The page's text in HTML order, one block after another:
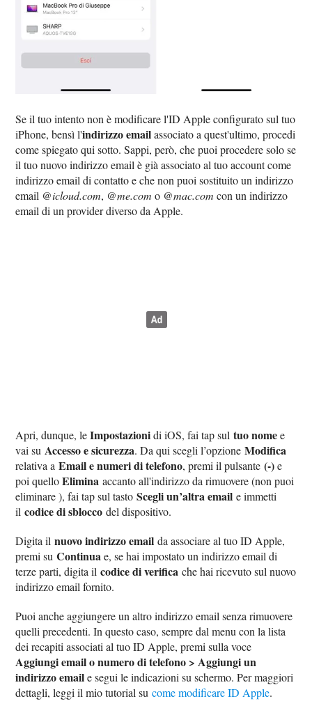
Se il tuo intento non è modificare l'ID Apple configurato sul tuo
iPhone, bensì l'indirizzo emailassociato a quest'ultimo, procedi
come spiegato qui sotto. Sappi, però, che puoi procedere solo se
il tuo nuovo indirizzo email è già associato al tuo account come
indirizzo email di contatto e che non puoi sostituito un indirizzo
email @icloud.com, @me.com o @mac.com con un indirizzo
email di un provider diverso da Apple.
Apri, dunque, leImpostazionidi iOS, fai tap sultuo nomee
vai su Accesso e sicurezza. Da qui scegli l’opzioneModifica
relativa aEmail e numeri di telefono, premi il pulsante(-)e
poi quelloElimina accanto all'indirizzo da rimuovere (non puoi
eliminare ), fai tap sul tastoScegli un’altra email e immetti
ilcodice di sblocco del dispositivo.
Digita ilnuovo indirizzo email da associare al tuo ID Apple,
premi suContinuae, se hai impostato un indirizzo email di
terze parti, digita ilcodice di verifica che hai ricevuto sul nuovo
indirizzo email fornito.
Puoi anche aggiungere un altro indirizzo email senza rimuovere
quelli precedenti. In questo caso, sempre dal menu con la lista
dei recapiti associati al tuo ID Apple, premi sulla voce
Aggiungi email o numero di telefono > Aggiungi un
indirizzo emaile segui le indicazioni su schermo. Per maggiori
dettagli, leggi il mio tutorial sucome modificare ID Apple.